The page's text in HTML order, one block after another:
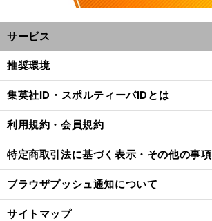
サービス
推奨環境
集英社ID・スポルティーバIDとは
利用規約・会員規約
特定商取引法に基づく表示・その他の事項
ブラウザプッシュ通知について
サイトマップ